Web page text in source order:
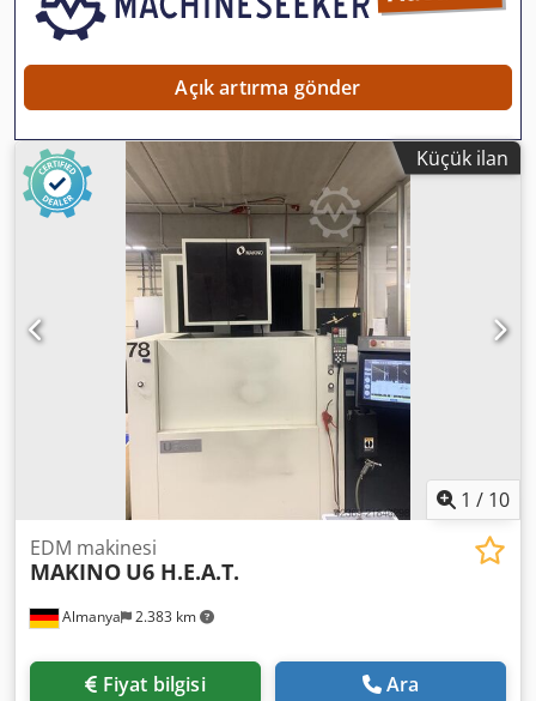
Açık artırma gönder
Küçük ilan
1 / 10
Almanya 2.383 km
EDM makinesi
MAKINO U6 H.E.A.T.
Fiyat bilgisi Ara